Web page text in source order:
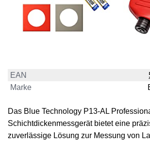
EAN
Marke
Das Blue Technology P13-AL
Schichtdickenmessgerät bietet eine
zuverlässige Lösung zur Messung von